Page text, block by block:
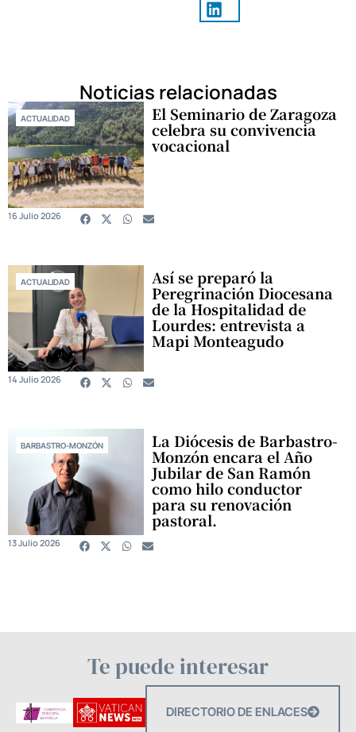
Noticias relacionadas
ACTUALIDAD El Seminario de Zaragoza
celebra su convivencia
vocacional
16 Julio 2026
ACTUALIDAD Así se preparó la
Peregrinación Diocesana
de la Hospitalidad de
Lourdes: entrevista a
Mapi Monteagudo
14 Julio 2026
BARBASTRO-MONZÓN La Diócesis de Barbastro-
Monzón encara el Año
Jubilar de San Ramón
como hilo conductor
para su renovación
pastoral.
13 Julio 2026
Te puede interesar
DIRECTORIO DE ENLACES